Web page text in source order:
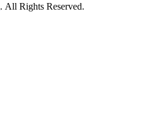
. All Rights Reserved.